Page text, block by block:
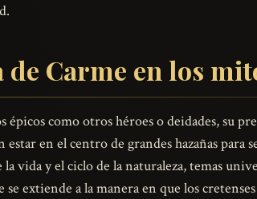
Carme en los
épicos como otros héroes o deidades, su
estar en el centro de grandes hazañas
vida y el ciclo de la naturaleza, temas
extiende a la manera en que los